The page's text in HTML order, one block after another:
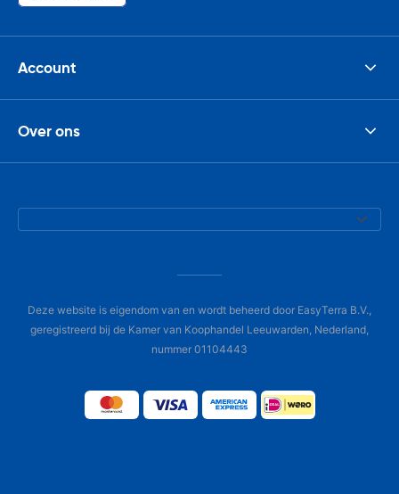
Account
Over ons
Deze website is eigendom van en wordt beheerd door EasyTerra B.V.,
geregistreerd bij de Kamer van Koophandel Leeuwarden, Nederland,
nummer 01104443